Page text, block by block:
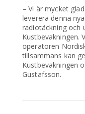
– Vi är mycket
leverera denna
radiotäckning och
Kustbevakningen.
operatören
tillsammans kan
Kustbevakningen
Gustafsson.